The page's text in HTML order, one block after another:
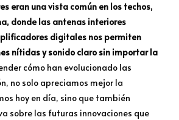
eran una vista común en los techos,
donde las antenas interiores
digitales nos permiten
nítidas y sonido claro sin importar la
cómo han evolucionado las
no solo apreciamos mejor la
hoy en día, sino que también
sobre las futuras innovaciones que